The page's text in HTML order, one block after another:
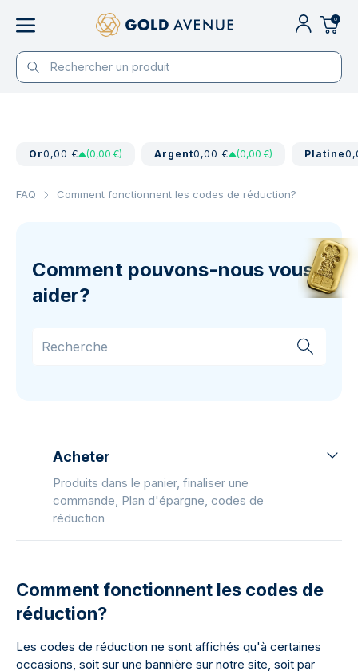
0
Or0,00 € (0,00 €) Argent0,00 € (0,00 €) Platine
FAQ Comment fonctionnent les codes de réduction?
Comment pouvons-nous vous
aider?
Acheter
Produits dans le panier, finaliser une
commande, Plan d'épargne, codes de
réduction
Comment fonctionnent les codes de
réduction?
Les codes de réduction ne sont affichés qu'à certaines
occasions, soit sur une bannière sur notre site, soit par